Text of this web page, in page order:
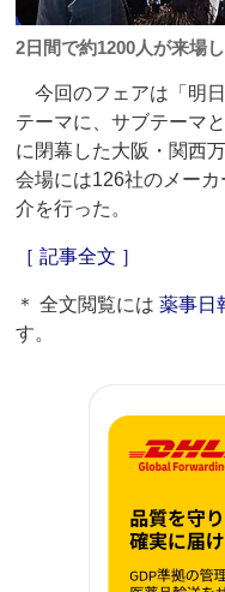
2日間で約1200人が来場
今回のフェアは「明
テーマに、サブテーマ
に閉幕した大阪・関西
会場には126社のメー
介を行った。
［ 記事全文 ］
＊ 全文閲覧には薬事日
す。